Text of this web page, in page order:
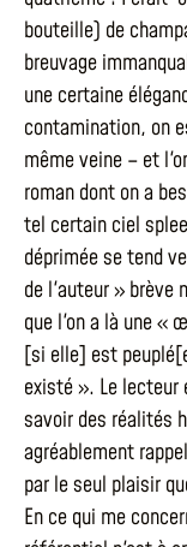
bouteille) de
breuvage
une certaine
contamination, on
même veine – et
roman dont on a
tel certain ciel
déprimée se tend
de l'auteur » brève
que l'on a là une «
[si elle] est
existé ». Le
savoir des réalités
agréablement
par le seul plaisir
En ce qui me